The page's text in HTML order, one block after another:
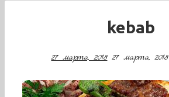
kebab
27 марта, 2018 27 марта, 2018